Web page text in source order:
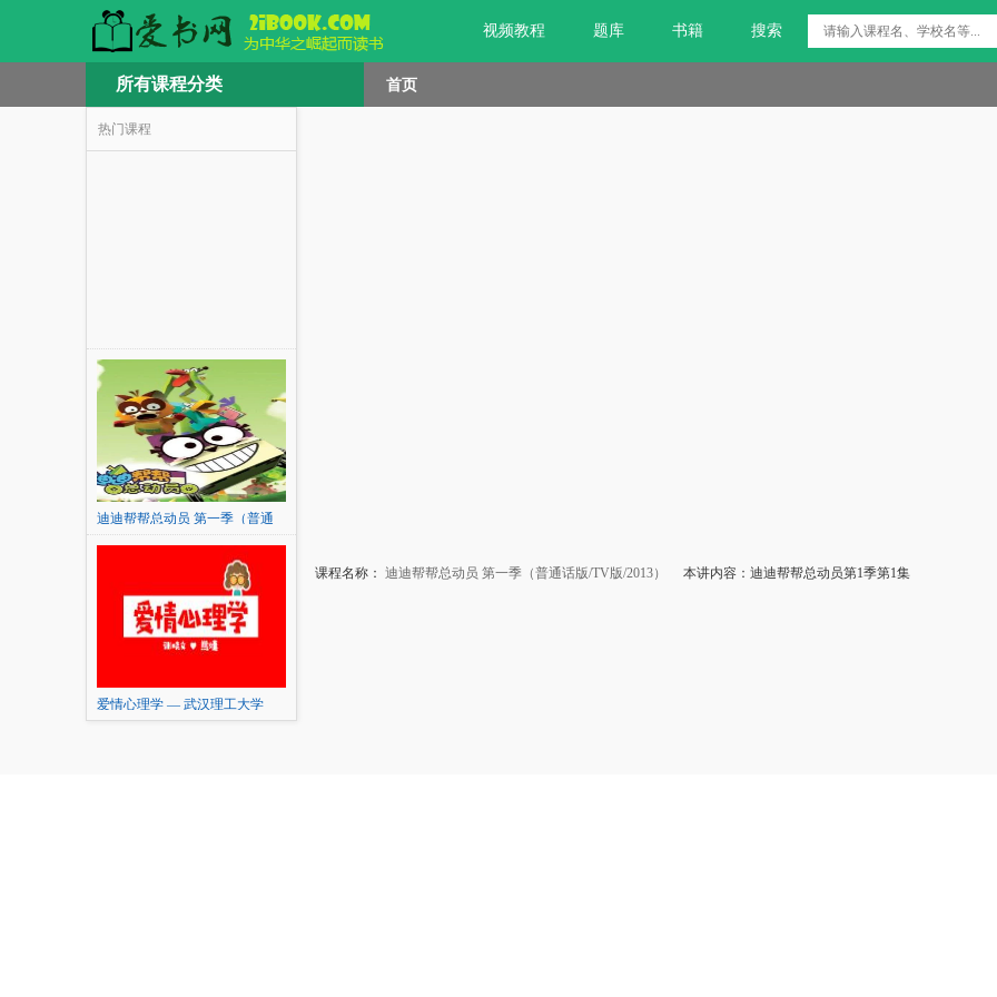
视频教程 题库 书籍 搜索
所有课程分类 首页
热门课程
迪迪帮帮总动员 第一季（普通
爱情心理学 — 武汉理工大学
课程名称： 迪迪帮帮总动员 第一季（普通话版/TV版/2013） 本讲内容：迪迪帮帮总动员第1季第1集